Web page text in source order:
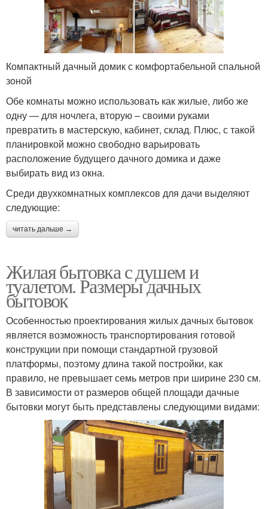
Компактный дачный домик с комфортабельной спальной
зоной
Обе комнаты можно использовать как жилые, либо же
одну — для ночлега, вторую – своими руками
превратить в мастерскую, кабинет, склад. Плюс, с такой
планировкой можно свободно варьировать
расположение будущего дачного домика и даже
выбирать вид из окна.
Среди двухкомнатных комплексов для дачи выделяют
следующие:
читать дальше →
Жилая бытовка с душем и
туалетом. Размеры дачных
бытовок
Особенностью проектирования жилых дачных бытовок
является возможность транспортирования готовой
конструкции при помощи стандартной грузовой
платформы, поэтому длина такой постройки, как
правило, не превышает семь метров при ширине 230 см.
В зависимости от размеров общей площади дачные
бытовки могут быть представлены следующими видами: